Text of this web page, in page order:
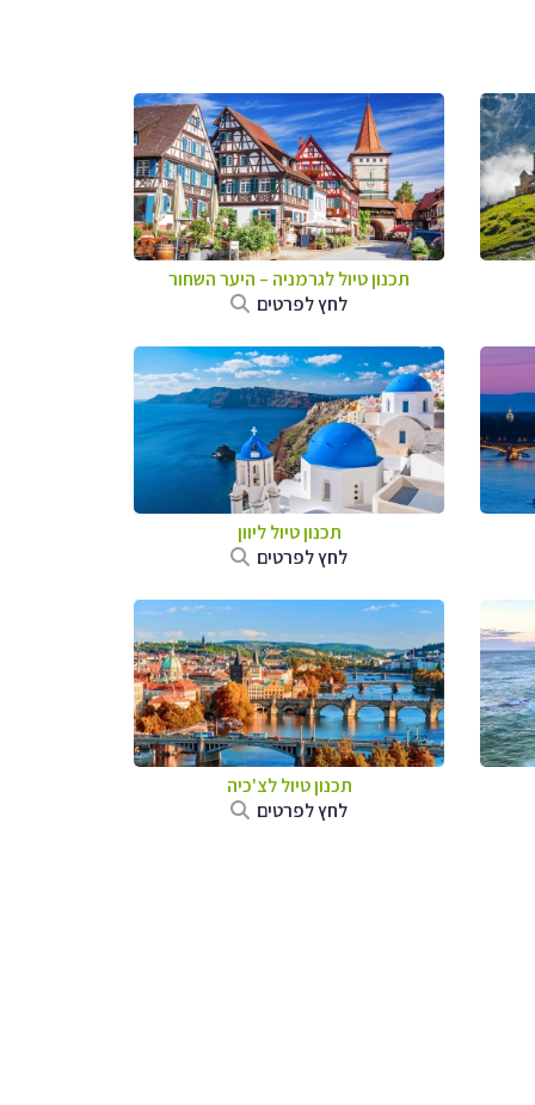
תכנון טיול לגרמניה – היער השחור
לחץ לפרטים
תכנון טיול ליוון
לחץ לפרטים
תכנון טיול לצ'כיה
לחץ לפרטים